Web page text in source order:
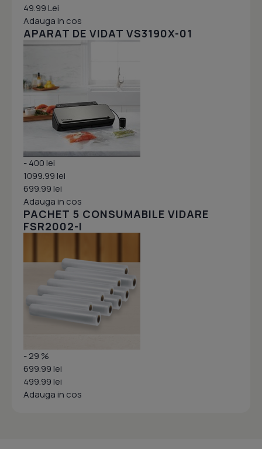
49.99 Lei
Adauga in cos
APARAT DE VIDAT VS3190X-01
- 400 lei
1099.99 lei
699.99 lei
Adauga in cos
PACHET 5 CONSUMABILE VIDARE
FSR2002-I
- 29 %
699.99 lei
499.99 lei
Adauga in cos